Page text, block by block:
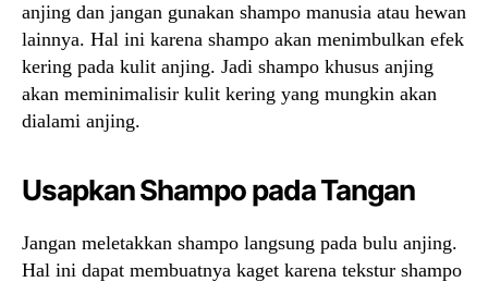
anjing dan jangan gunakan shampo manusia atau hewan
lainnya. Hal ini karena shampo akan menimbulkan efek
kering pada kulit anjing. Jadi shampo khusus anjing
akan meminimalisir kulit kering yang mungkin akan
dialami anjing.
Usapkan Shampo pada Tangan
Jangan meletakkan shampo langsung pada bulu anjing.
Hal ini dapat membuatnya kaget karena tekstur shampo